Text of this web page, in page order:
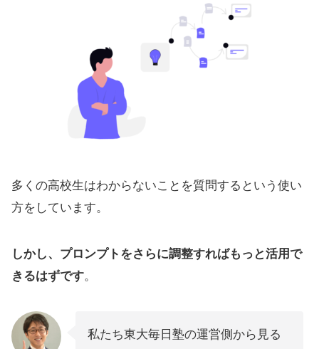
多くの高校生はわからないことを質問するという使い
方をしています。
しかし、プロンプトをさらに調整すればもっと活用で
きるはずです。
私たち東大毎日塾の運営側から見る